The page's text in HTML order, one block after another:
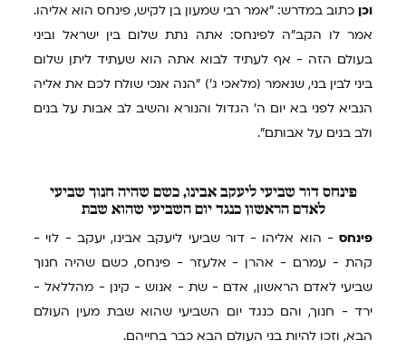
וכן כתוב במדרש: "אמר רבי שמעון בן לקיש, פינחס הוא אליהו.
אמר לו הקב"ה לפינחס: אתה נתת שלום בין ישראל וביני
בעולם הזה - אף לעתיד לבוא אתה הוא שעתיד ליתן שלום
ביני לבין בני, שנאמר (מלאכי ג') "הנה אנכי שולח לכם את אליה
הנביא לפני בא יום ה' הגדול והנורא והשיב לב אבות על בנים
ולב בנים על אבותם".
פינחס דור שביעי ליעקב אבינו, כשם שהיה חנוך שביעי
לאדם הראשון כנגד יום השביעי שהוא שבת
פינחס - הוא אליהו - דור שביעי ליעקב אבינו, יעקב - לוי -
קהת - עמרם - אהרן - אלעזר - פינחס, כשם שהיה חנוך
שביעי לאדם הראשון, אדם - שת - אנוש - קינן - מהללאל -
ירד - חנוך, והם כנגד יום השביעי שהוא שבת מעין העולם
הבא, וזכו להיות בני העולם הבא כבר בחייהם.